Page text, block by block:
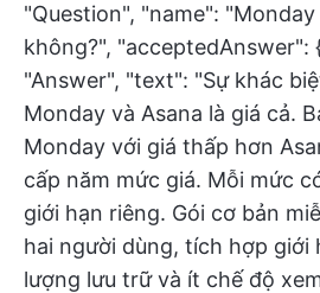
"Question", "name":
không?", "acceptedAnswer":
"Answer", "text": "Sự khác
Monday và Asana là giá cả.
Monday với giá thấp hơn
cấp năm mức giá. Mỗi mức
giới hạn riêng. Gói cơ bản
hai người dùng, tích hợp giới
lượng lưu trữ và ít chế độ